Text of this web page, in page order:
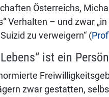
Österreichs,
Verhalten – und zwar
zu verweigern“ (
ist ein
zwar gestatten,